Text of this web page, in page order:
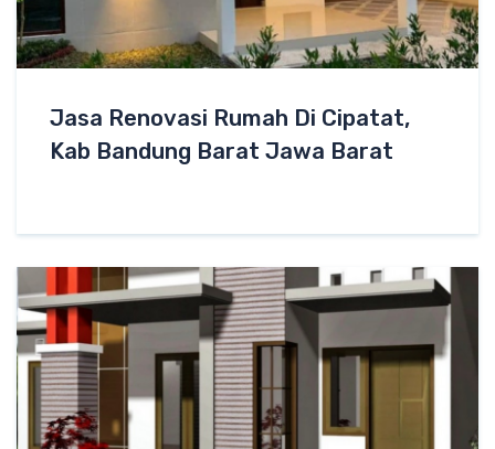
Jasa Renovasi Rumah Di Cipatat,
Kab Bandung Barat Jawa Barat